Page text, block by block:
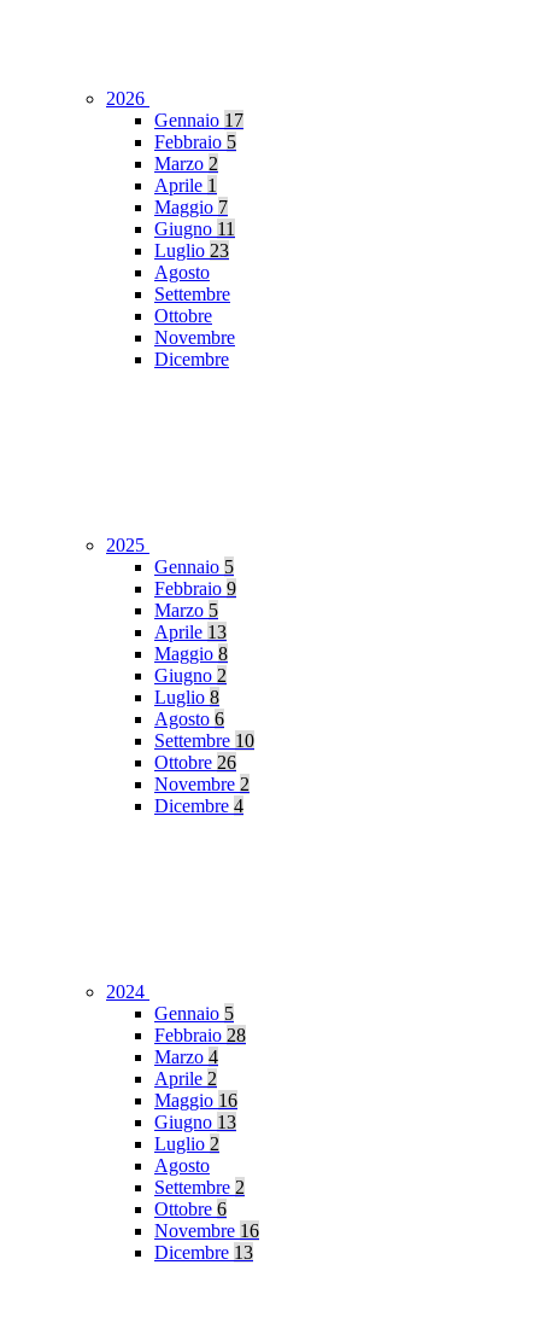
2026
Gennaio 17
Febbraio 5
Marzo 2
Aprile 1
Maggio 7
Giugno 11
Luglio 23
Agosto
Settembre
Ottobre
Novembre
Dicembre
2025
Gennaio 5
Febbraio 9
Marzo 5
Aprile 13
Maggio 8
Giugno 2
Luglio 8
Agosto 6
Settembre 10
Ottobre 26
Novembre 2
Dicembre 4
2024
Gennaio 5
Febbraio 28
Marzo 4
Aprile 2
Maggio 16
Giugno 13
Luglio 2
Agosto
Settembre 2
Ottobre 6
Novembre 16
Dicembre 13